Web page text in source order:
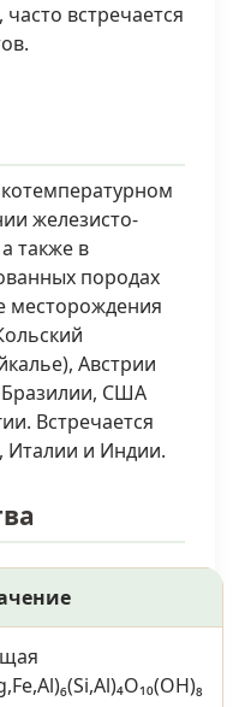
встречается
железисто-
также в
породах
месторождения
Австрии
США
Встречается
Италии и Индии.